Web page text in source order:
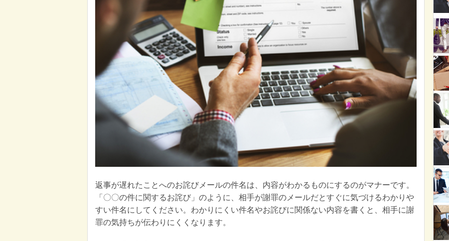
返事が遅れたことへのお詫びメールの件名は、内容がわかるものにするのがマナーです。
「〇〇の件に関するお詫び」のように、相手が謝罪のメールだとすぐに気づけるわかりや
すい件名にしてください。わかりにくい件名やお詫びに関係ない内容を書くと、相手に謝
罪の気持ちが伝わりにくくなります。